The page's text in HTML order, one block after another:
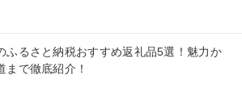
ふるさと納税おすすめ返礼品5選！魅力か
まで徹底紹介！